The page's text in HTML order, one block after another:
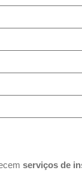
serviços de